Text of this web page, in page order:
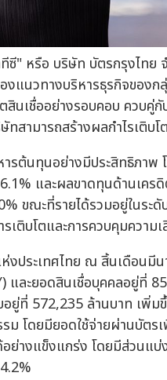
" หรือ บริษัท บัตรกรุงไทย
งแนวทางบริหารธุรกิจของ
เชื่ออย่างรอบคอบ ควบคู่กั
สามารถสร้างผลกำไรเติบ
รต้นทุนอย่างมีประสิทธิภาพ
และผลขาดทุนด้านเคร
ขณะที่รายได้รวมอยู่ในระ
เติบโตและการควบคุมความ
งประเทศไทย ณ สิ้นเดือน
ละยอดสินเชื่อบุคคลอยู่ที่
ยู่ที่ 572,235 ล้านบาท เพิ่ม
ม โดยมียอดใช้จ่ายผ่านบัตร
างแข็งแกร่ง โดยมีส่วนแ